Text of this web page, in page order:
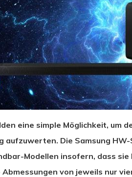
zum Suchen oder ESC zum
eine simple Möglichkeit, um
aufzuwerten. Die Samsung
Modellen insofern, dass
von jeweils nur